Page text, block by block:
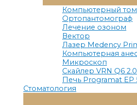
Компьютерный
Ортопантомограф
Лечение озоном
Вектор
Лазер Medency
Компьютерная
Микроскоп
Скайлер VRN Q6 2.0
Печь Programat EP
Стоматология